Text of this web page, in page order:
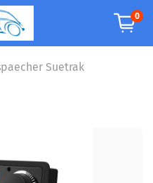
0
Suetrak